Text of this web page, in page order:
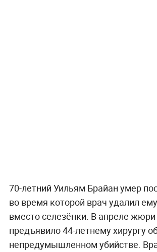
70-летний Уильям Брайан умер
во время которой врач удалил
вместо селезёнки. В апреле
предъявило 44-летнему хирургу
непредумышленном убийстве.